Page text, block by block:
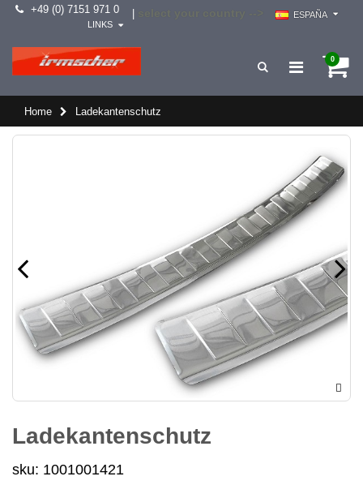
+49 (0) 7151 971 0
ESPAÑA
LINKS
0
Home Ladekantenschutz
Ladekantenschutz
sku: 1001001421